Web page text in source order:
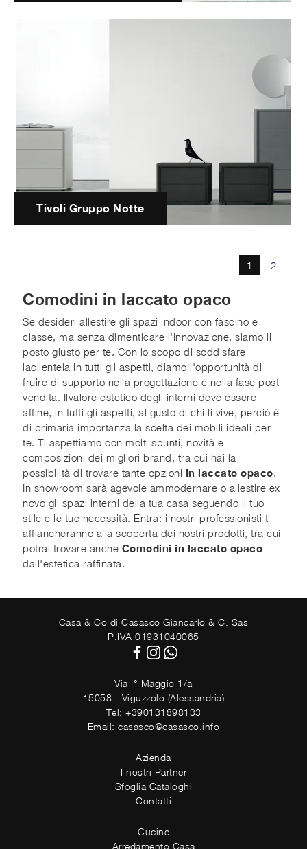
Tivoli Gruppo Notte
1 2
Comodini in laccato opaco
Se desideri allestire gli spazi indoor con fascino e
classe, ma senza dimenticare l'innovazione, siamo il
posto giusto per te. Con lo scopo di soddisfare
laclientela in tutti gli aspetti, diamo l'opportunità di
fruire di supporto nella progettazione e nella fase post
vendita. Ilvalore estetico degli interni deve essere
affine, in tutti gli aspetti, al gusto di chi li vive, perciò è
di primaria importanza la scelta dei mobili ideali per
te. Ti aspettiamo con molti spunti, novità e
composizioni dei migliori brand, tra cui hai la
possibilità di trovare tante opzioni in laccato opaco.
In showroom sarà agevole ammodernare o allestire ex
novo gli spazi interni della tua casa seguendo il tuo
stile e le tue necessità. Entra: i nostri professionisti ti
affiancheranno alla scoperta dei nostri prodotti, tra cui
potrai trovare anche Comodini in laccato opaco
dall'estetica raffinata.
Casa & Co di Casasco Giancarlo & C. Sas
P.IVA 01931040065
Via I° Maggio 1/a
15058 - Viguzzolo (Alessandria)
Tel: +390131898133
Email: casasco@casasco.info
Azienda
I nostri Partner
Sfoglia Cataloghi
Contatti
Cucine
Arredamento Casa